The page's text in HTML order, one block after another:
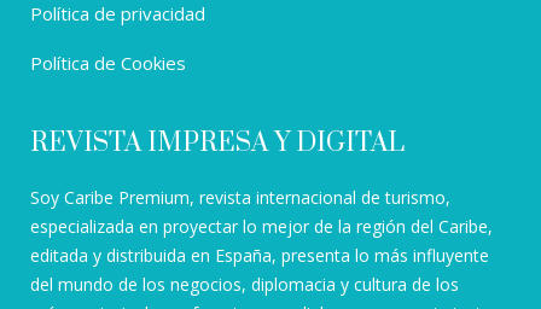
Política de privacidad
Política de Cookies
REVISTA IMPRESA Y DIGITAL
Soy Caribe Premium, revista internacional de turismo,
especializada en proyectar lo mejor de la región del Caribe,
editada y distribuida en España, presenta lo más influyente
del mundo de los negocios, diplomacia y cultura de los